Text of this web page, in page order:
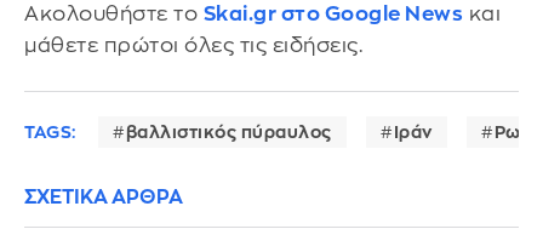
Ακολουθήστε το Skai.gr στο Google News και
μάθετε πρώτοι όλες τις ειδήσεις.
TAGS: βαλλιστικός πύραυλος Ιράν
ΣΧΕΤΙΚΑ ΑΡΘΡΑ